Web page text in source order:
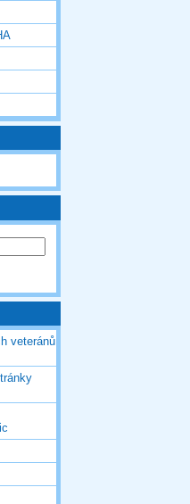
veteránů